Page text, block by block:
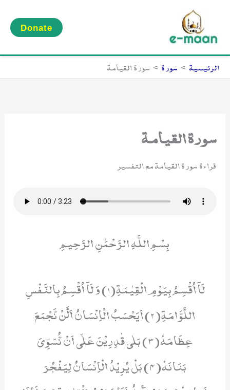
المحتوى
Donate
الرئيسية سورة سورة القيامة
سورة القيامة
قراءة سورة القيامة مع التفسير
بِسْمِ اللَّهِ الرَّحْمَٰنِ الرَّحِيمِ
لَاۤ اُقْسِمُ بِیَوْمِ الْقِیٰمَةِ(1) وَ لَاۤ اُقْسِمُ بِالنَّفْسِ
اللَّوَّامَةِ(2) اَیَحْسَبُ الْاِنْسَانُ اَلَّنْ نَّجْمَعَ
عِظَامَهٗ(3) بَلٰى قٰدِرِیْنَ عَلٰۤى اَنْ نُّسَوِّیَ
بَنَانَهٗ(4) بَلْ یُرِیْدُ الْاِنْسَانُ لِیَفْجُرَ